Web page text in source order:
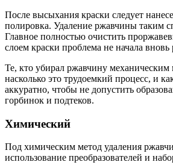
После высыхания краски следует
полировка. Удаление ржавчины таким
Главное полностью очистить
слоем краски проблема не начала вновь
Те, кто убирал ржавчину механическим
насколько это трудоемкий процесс, и
аккуратно, чтобы не допустить
горбинок и подтеков.
Химический
Под химическим метод удаления
использование преобразователей и